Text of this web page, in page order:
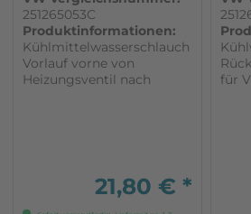
251265053C
Produktinformationen:
Kühlmittelwasserschlauch
Vorlauf vorne von
Heizungsventil nach
21,80 € *
für